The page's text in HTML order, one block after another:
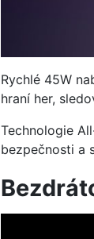
Rychlé 45W
hraní her,
Technologie
bezpečnosti a